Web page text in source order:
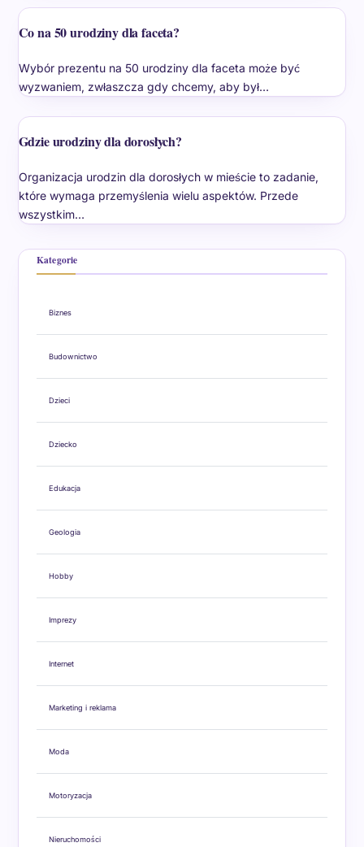
Co na 50 urodziny dla faceta?
Wybór prezentu na 50 urodziny dla faceta może być
wyzwaniem, zwłaszcza gdy chcemy, aby był…
Gdzie urodziny dla dorosłych?
Organizacja urodzin dla dorosłych w mieście to zadanie,
które wymaga przemyślenia wielu aspektów. Przede
wszystkim…
Kategorie
Biznes
Budownictwo
Dzieci
Dziecko
Edukacja
Geologia
Hobby
Imprezy
Internet
Marketing i reklama
Moda
Motoryzacja
Nieruchomości